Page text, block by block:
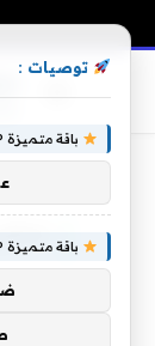
توصيات :
باقة متميزة VIP (كود: AA86842):
باقة متميزة VIP (كود: AA35872):